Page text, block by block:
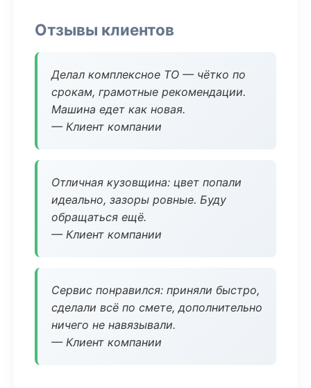
Отзывы клиентов
Делал комплексное ТО — чётко по
срокам, грамотные рекомендации.
Машина едет как новая.
— Клиент компании
Отличная кузовщина: цвет попали
идеально, зазоры ровные. Буду
обращаться ещё.
— Клиент компании
Сервис понравился: приняли быстро,
сделали всё по смете, дополнительно
ничего не навязывали.
— Клиент компании